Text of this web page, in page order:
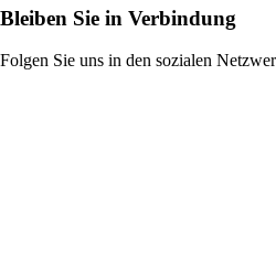
Bleiben Sie in Verbindung
Folgen Sie uns in den sozialen